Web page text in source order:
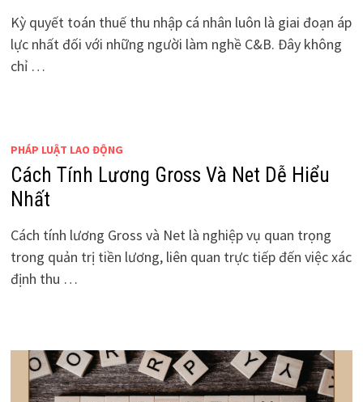
Kỳ quyết toán thuế thu nhập cá nhân luôn là giai đoạn áp
lực nhất đối với những người làm nghề C&B. Đây không
chỉ …
PHÁP LUẬT LAO ĐỘNG
Cách Tính Lương Gross Và Net Dễ Hiểu
Nhất
Cách tính lương Gross và Net là nghiệp vụ quan trọng
trong quản trị tiền lương, liên quan trực tiếp đến việc xác
định thu …